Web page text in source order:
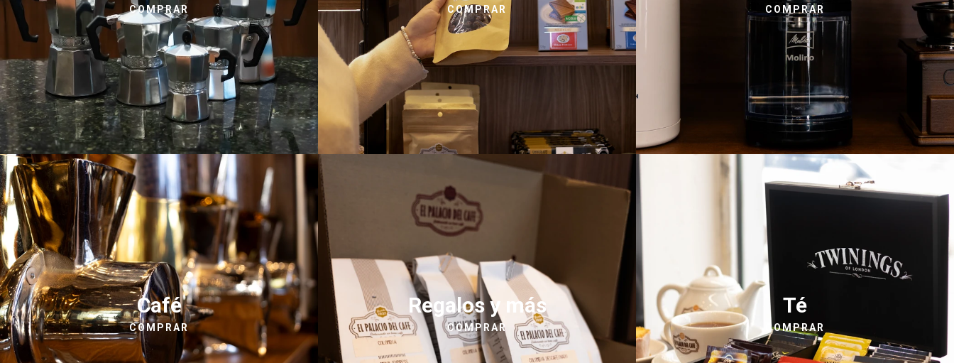
COMPRAR COMPRAR COMPRAR
Café
COMPRAR
Regalos y más
COMPRAR
Té
COMPRAR